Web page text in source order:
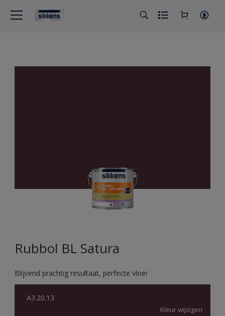
Rubbol BL Satura
Blijvend prachtig resultaat, perfecte vloei
A3.20.13
Kleur wijzigen